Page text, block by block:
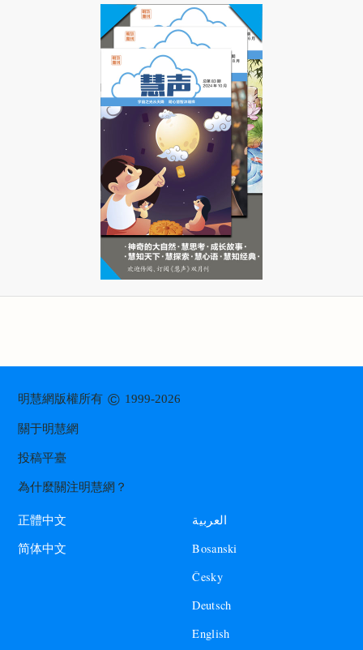
明慧網版權所有© 1999-2026
關于明慧網
投稿平臺
為什麼關注明慧網？
正體中文
简体中文
العربية
Bosanski
Česky
Deutsch
English